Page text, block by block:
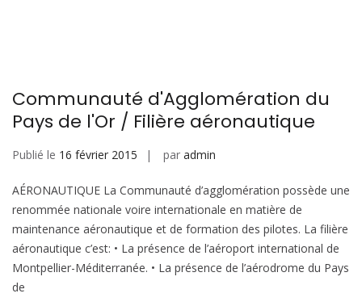
Communauté d'Agglomération du
Pays de l'Or / Filière aéronautique
Publié le 16 février 2015 par admin
AÉRONAUTIQUE La Communauté d’agglomération possède une
renommée nationale voire internationale en matière de
maintenance aéronautique et de formation des pilotes. La filière
aéronautique c’est: • La présence de l’aéroport international de
Montpellier-Méditerranée. • La présence de l’aérodrome du Pays
de